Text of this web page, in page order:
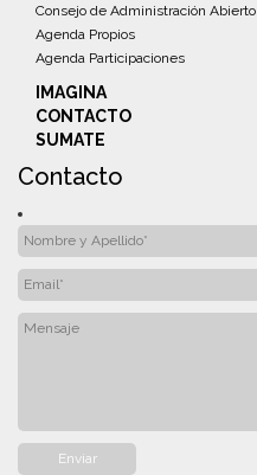
Consejo de Administración Abierto
Agenda Propios
Agenda Participaciones
IMAGINA
CONTACTO
SUMATE
Contacto